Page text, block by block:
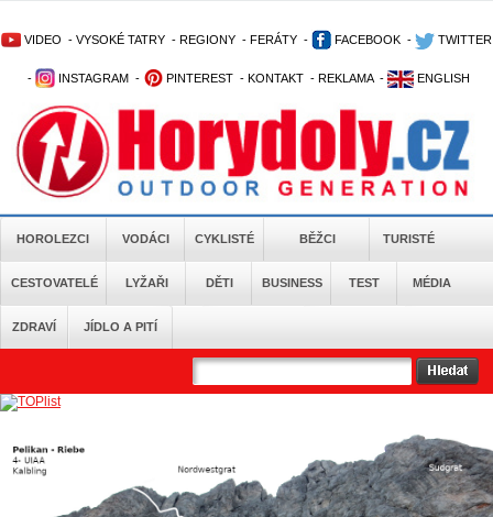
VIDEO - VYSOKÉ TATRY - REGIONY - FERÁTY - FACEBOOK - TWITTER
- INSTAGRAM - PINTEREST - KONTAKT - REKLAMA - ENGLISH
HOROLEZCI VODÁCI CYKLISTÉ BĚŽCI TURISTÉ
CESTOVATELÉ LYŽAŘI DĚTI BUSINESS TEST MÉDIA
ZDRAVÍ JÍDLO A PITÍ